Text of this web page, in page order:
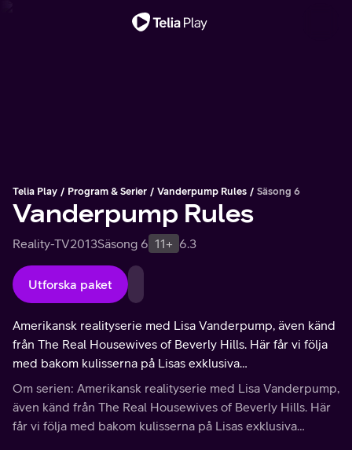
Telia Play Program & Serier Vanderpump Rules Säsong 6
Vanderpump Rules
Reality-TV2013Säsong 6 11+ 6.3
Utforska paket
Amerikansk realityserie med Lisa Vanderpump, även känd
från The Real Housewives of Beverly Hills. Här får vi följa
med bakom kulisserna på Lisas exklusiva
Hollywoodrestaurang SUR, där hon styr över sin livliga
personal med en fast hand.
Om serien: Amerikansk realityserie med Lisa Vanderpump,
även känd från The Real Housewives of Beverly Hills. Här
får vi följa med bakom kulisserna på Lisas exklusiva